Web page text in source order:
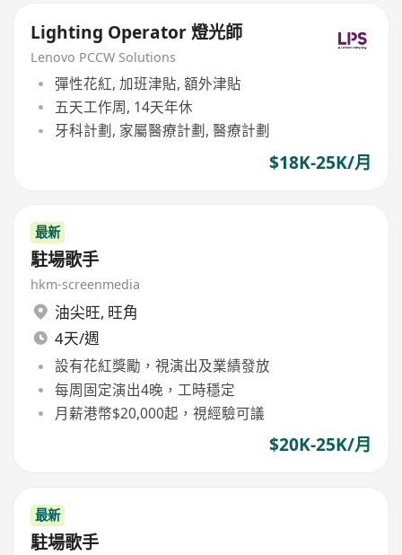
Lighting Operator 燈光師
Lenovo PCCW Solutions
彈性花紅, 加班津貼, 額外津貼
五天工作周, 14天年休
牙科計劃, 家屬醫療計劃, 醫療計劃
$18K-25K/月
最新
駐場歌手
hkm-screenmedia
油尖旺, 旺角
4天/週
設有花紅獎勵，視演出及業績發放
每周固定演出4晚，工時穩定
月薪港幣$20,000起，視經驗可議
$20K-25K/月
最新
駐場歌手